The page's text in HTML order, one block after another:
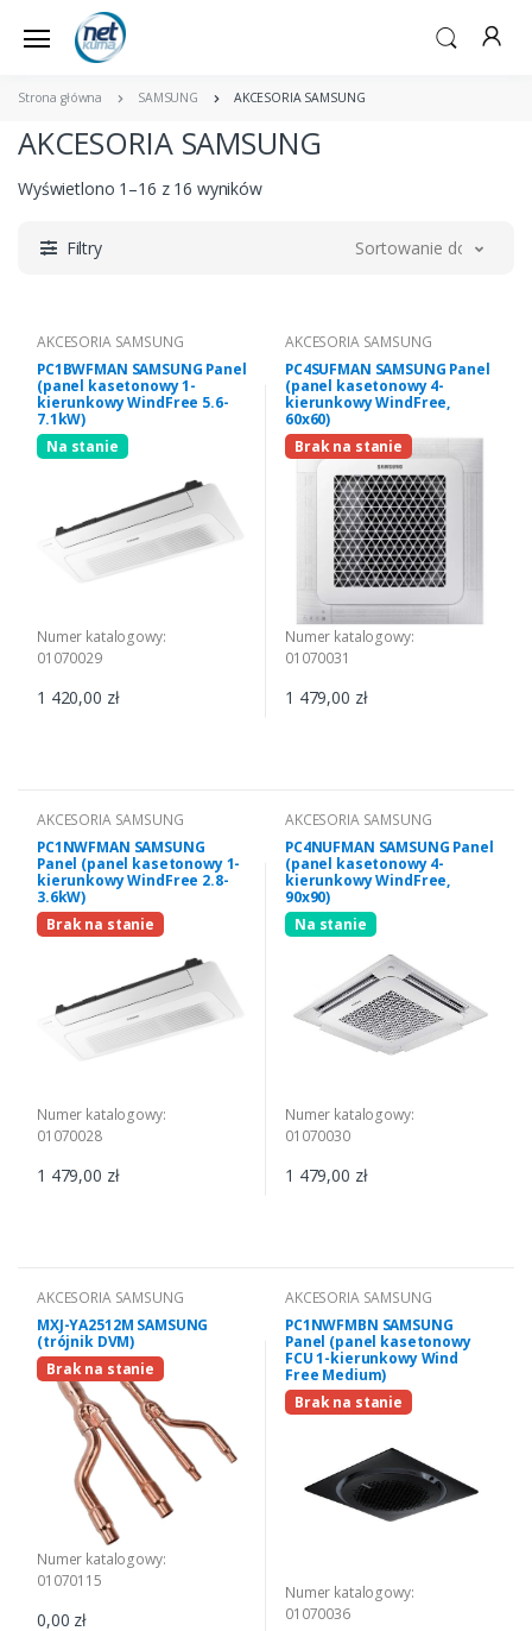
Strona główna SAMSUNG AKCESORIA SAMSUNG
AKCESORIA SAMSUNG
Wyświetlono 1–16 z 16 wyników
Filtry Sortowanie domyślne
AKCESORIA SAMSUNG
PC1BWFMAN SAMSUNG Panel
(panel kasetonowy 1-
kierunkowy WindFree 5.6-
7.1kW)
Na stanie
Numer katalogowy:
01070029
1 420,00 zł
AKCESORIA SAMSUNG
PC4SUFMAN SAMSUNG Panel
(panel kasetonowy 4-
kierunkowy WindFree,
60x60)
Brak na stanie
Numer katalogowy:
01070031
1 479,00 zł
AKCESORIA SAMSUNG
PC1NWFMAN SAMSUNG
Panel (panel kasetonowy 1-
kierunkowy WindFree 2.8-
3.6kW)
Brak na stanie
Numer katalogowy:
01070028
1 479,00 zł
AKCESORIA SAMSUNG
PC4NUFMAN SAMSUNG Panel
(panel kasetonowy 4-
kierunkowy WindFree,
90x90)
Na stanie
Numer katalogowy:
01070030
1 479,00 zł
AKCESORIA SAMSUNG
MXJ-YA2512M SAMSUNG
(trójnik DVM)
Brak na stanie
Numer katalogowy:
01070115
0,00 zł
AKCESORIA SAMSUNG
PC1NWFMBN SAMSUNG
Panel (panel kasetonowy
FCU 1-kierunkowy Wind
Free Medium)
Brak na stanie
Numer katalogowy:
01070036